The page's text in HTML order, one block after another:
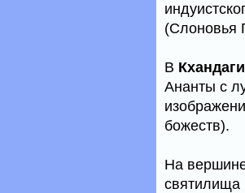
(Слоновья
В
Ананты с
божеств).
На
святилища